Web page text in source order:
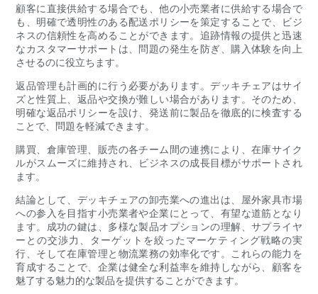
顧客に直接供給する場合でも、他の小売業者に供給する場合で
も、明確で透明性のある配送ポリシーを策定することで、ビジ
ネスの信頼性を高めることができます。追跡情報の提供と迅速
なカスタマーサポートは、問題の発生を防ぎ、購入体験を向上
させるのに役立ちます。
返品管理も計画的に行う必要があります。デッキチェアはサイ
ズと性質上、返品や交換が難しい場合があります。そのため、
明確な返品ポリシーを設け、発送前に製品を徹底的に検査する
ことで、問題を軽減できます。
購買、倉庫管理、販売の各チーム間の連携により、在庫サイク
ルがスムーズに維持され、ビジネスの成長目標がサポートされ
ます。
結論として、デッキチェアの卸売業への進出は、屋外家具市場
への参入を目指す小売業者や企業にとって、有望な道筋となり
ます。成功の鍵は、多様な製品オプションの理解、サプライヤ
ーとの交渉力、ターゲットを絞ったマーケティング戦略の実
行、そして在庫管理と物流業務の効率化です。これらの能力を
育成することで、企業は健全な利益率を維持しながら、顧客を
魅了する魅力的な製品を提供することができます。